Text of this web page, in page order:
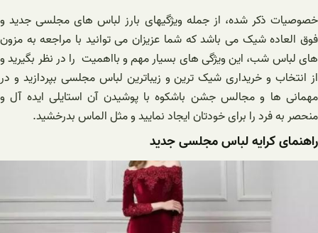
خصوصیات ذکر شده، از جمله ویژگیهای بارز لباس های مجلسی جدید و
فوق العاده شیک می باشد که شما عزیزان می توانید با مراجعه به مزون
های لباس شب، این ویژگی های بسیار مهم و بااهمیت را در نظر بگیرید و
از انتخاب و خریداری شیک ترین و زیباترین لباس مجلسی بپردازید و در
مهمانی ها و مجالس جشن باشکوه با پوشیدن آن استایلی ایده آل و
منحصر به فرد را برای خودتان ایجاد نمایید و مثل الماس بدرخشید.
راهنمای کرایه لباس مجلسی جدید